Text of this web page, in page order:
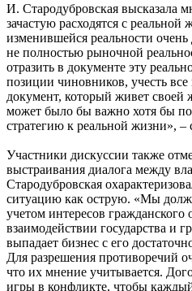
И. Стародубровская высказала
зачастую расходятся с
изменившейся реальности
не полностью рыночной
отразить в документе эту
позиции чиновников, учесть все
документ, который живет своей
может было бы важно хотя бы
стратегию к реальной жизни», –
Участники дискуссии также
выстраивания диалога между
Стародубровская
ситуацию как острую. «Мы
учетом интересов
взаимодействии государства и
выпадает бизнес с его
Для разрешения противоречий
что их мнение учитывается.
игры в конфликте, чтобы